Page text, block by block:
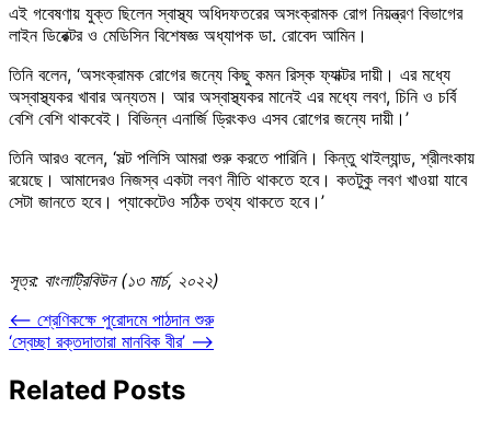
এই গবেষণায় যুক্ত ছিলেন স্বাস্থ্য অধিদফতরের অসংক্রামক রোগ নিয়ন্ত্রণ বিভাগের
লাইন ডিরেক্টর ও মেডিসিন বিশেষজ্ঞ অধ্যাপক ডা. রোবেদ আমিন।
তিনি বলেন, ‘অসংক্রামক রোগের জন্যে কিছু কমন রিস্ক ফ্যাক্টর দায়ী। এর মধ্যে
অস্বাস্থ্যকর খাবার অন্যতম। আর অস্বাস্থ্যকর মানেই এর মধ্যে লবণ, চিনি ও চর্বি
বেশি বেশি থাকবেই। বিভিন্ন এনার্জি ড্রিংকও এসব রোগের জন্যে দায়ী।’
তিনি আরও বলেন, ‘সল্ট পলিসি আমরা শুরু করতে পারিনি। কিন্তু থাইল্যান্ড, শ্রীলংকায়
রয়েছে। আমাদেরও নিজস্ব একটা লবণ নীতি থাকতে হবে। কতটুকু লবণ খাওয়া যাবে
সেটা জানতে হবে। প্যাকেটেও সঠিক তথ্য থাকতে হবে।’
সূত্র: বাংলাট্রিবিউন (১৩ মার্চ, ২০২২)
Post
navigation
⟵ শ্রেণিকক্ষে পুরোদমে পাঠদান শুরু
‘স্বেচ্ছা রক্তদাতারা মানবিক বীর’ ⟶
Related Posts